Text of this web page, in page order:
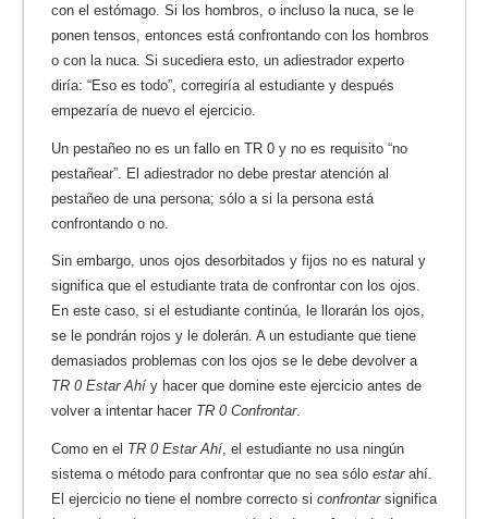
con el estómago. Si los hombros, o incluso la nuca, se le
ponen tensos, entonces está confrontando con los hombros
o con la nuca. Si sucediera esto, un adiestrador experto
diría: “Eso es todo”, corregiría al estudiante y después
empezaría de nuevo el ejercicio.
Un pestañeo no es un fallo en TR 0 y no es requisito “no
pestañear”. El adiestrador no debe prestar atención al
pestañeo de una persona; sólo a si la persona está
confrontando o no.
Sin embargo, unos ojos desorbitados y fijos no es natural y
significa que el estudiante trata de confrontar con los ojos.
En este caso, si el estudiante continúa, le llorarán los ojos,
se le pondrán rojos y le dolerán. A un estudiante que tiene
demasiados problemas con los ojos se le debe devolver a
TR 0 Estar Ahíy hacer que domine este ejercicio antes de
volver a intentar hacer TR 0 Confrontar.
Como en el TR 0 Estar Ahí, el estudiante no usa ningún
sistema o método para confrontar que no sea sólo estarahí.
El ejercicio no tiene el nombre correcto si confrontar significa